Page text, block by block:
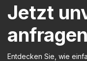
Jetzt
Entdecken Sie, wie